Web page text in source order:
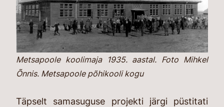
Metsapoole koolimaja 1935. aastal. Foto Mihkel
Õnnis. Metsapoole põhikooli kogu
Täpselt samasuguse projekti järgi püstitati